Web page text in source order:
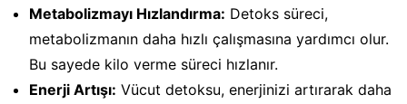
Metabolizmayı Hızlandırma: Detoks süreci,
metabolizmanın daha hızlı çalışmasına yardımcı olur.
Bu sayede kilo verme süreci hızlanır.
Enerji Artışı: Vücut detoksu, enerjinizi artırarak daha